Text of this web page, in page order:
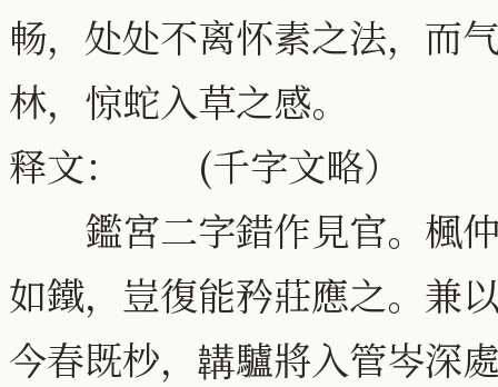
畅，处处不离怀素之法，而
林，惊蛇入草之感。
释文： (千字文略）
鑑宮二字錯作見官。楓仲
如鐵，豈復能矜莊應之。兼
今春既杪，韝驢將入管岑深